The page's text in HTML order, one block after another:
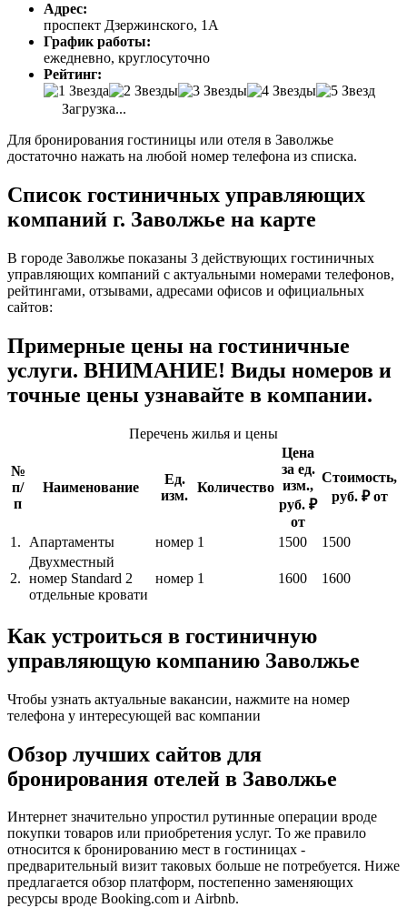
Адрес:
проспект Дзержинского, 1А
График работы:
ежедневно, круглосуточно
Рейтинг:
Загрузка...
Для бронирования гостиницы или отеля в Заволжье
достаточно нажать на любой номер телефона из списка.
Список гостиничных управляющих
компаний г. Заволжье на карте
В городе Заволжье показаны 3 действующих гостиничных
управляющих компаний с актуальными номерами телефонов,
рейтингами, отзывами, адресами офисов и официальных
сайтов:
Примерные цены на гостиничные
услуги. ВНИМАНИЕ! Виды номеров и
точные цены узнавайте в компании.
Перечень жилья и цены
№
п/
п
Наименование
Ед.
изм.
Количество
Цена
за ед.
изм.,
руб. ₽
от
Стоимость,
руб. ₽ от
1. Апартаменты номер 1 1500 1500
2.
Двухместный
номер Standard 2
отдельные кровати
номер 1 1600 1600
Как устроиться в гостиничную
управляющую компанию Заволжье
Чтобы узнать актуальные вакансии, нажмите на номер
телефона у интересующей вас компании
Обзор лучших сайтов для
бронирования отелей в Заволжье
Интернет значительно упростил рутинные операции вроде
покупки товаров или приобретения услуг. То же правило
относится к бронированию мест в гостиницах -
предварительный визит таковых больше не потребуется. Ниже
предлагается обзор платформ, постепенно заменяющих
ресурсы вроде Booking.com и Airbnb.